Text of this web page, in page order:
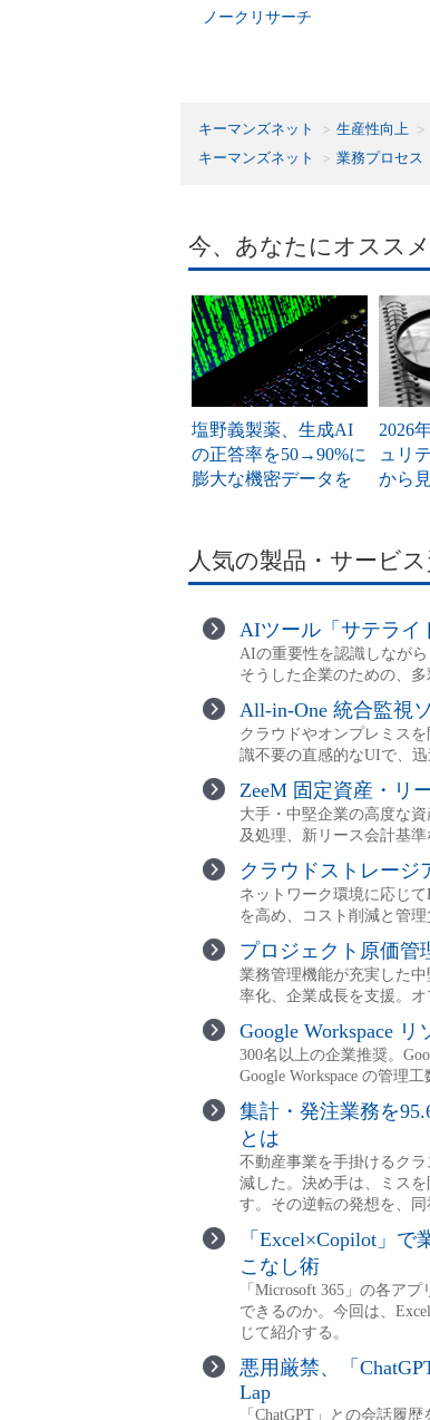
ノークリサーチ
キーマンズネット 生産性向上
キーマンズネット
業務プロセス